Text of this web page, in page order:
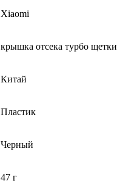
Xiaomi
крышка отсека турбо щетки
Китай
Пластик
Черный
47 г